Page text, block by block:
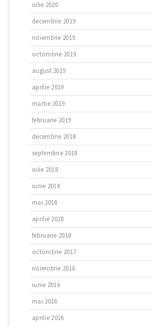
iulie 2020
decembrie 2019
noiembrie 2019
octombrie 2019
august 2019
aprilie 2019
martie 2019
februarie 2019
decembrie 2018
septembrie 2018
iulie 2018
iunie 2018
mai 2018
aprilie 2018
februarie 2018
octombrie 2017
noiembrie 2016
iunie 2016
mai 2016
aprilie 2016